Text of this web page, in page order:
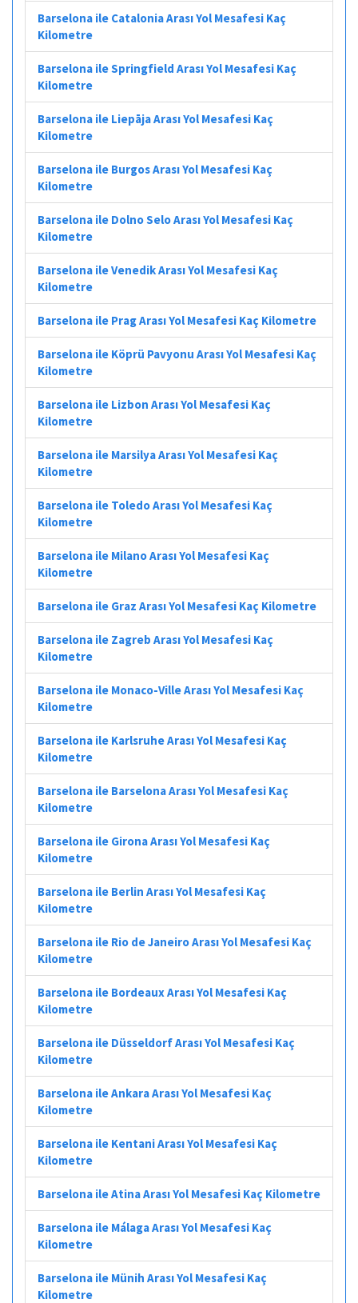
Barselona ile Catalonia Arası Yol Mesafesi Kaç
Kilometre
Barselona ile Springfield Arası Yol Mesafesi Kaç
Kilometre
Barselona ile Liepāja Arası Yol Mesafesi Kaç
Kilometre
Barselona ile Burgos Arası Yol Mesafesi Kaç
Kilometre
Barselona ile Dolno Selo Arası Yol Mesafesi Kaç
Kilometre
Barselona ile Venedik Arası Yol Mesafesi Kaç
Kilometre
Barselona ile Prag Arası Yol Mesafesi Kaç Kilometre
Barselona ile Köprü Pavyonu Arası Yol Mesafesi Kaç
Kilometre
Barselona ile Lizbon Arası Yol Mesafesi Kaç
Kilometre
Barselona ile Marsilya Arası Yol Mesafesi Kaç
Kilometre
Barselona ile Toledo Arası Yol Mesafesi Kaç
Kilometre
Barselona ile Milano Arası Yol Mesafesi Kaç
Kilometre
Barselona ile Graz Arası Yol Mesafesi Kaç Kilometre
Barselona ile Zagreb Arası Yol Mesafesi Kaç
Kilometre
Barselona ile Monaco-Ville Arası Yol Mesafesi Kaç
Kilometre
Barselona ile Karlsruhe Arası Yol Mesafesi Kaç
Kilometre
Barselona ile Barselona Arası Yol Mesafesi Kaç
Kilometre
Barselona ile Girona Arası Yol Mesafesi Kaç
Kilometre
Barselona ile Berlin Arası Yol Mesafesi Kaç
Kilometre
Barselona ile Rio de Janeiro Arası Yol Mesafesi Kaç
Kilometre
Barselona ile Bordeaux Arası Yol Mesafesi Kaç
Kilometre
Barselona ile Düsseldorf Arası Yol Mesafesi Kaç
Kilometre
Barselona ile Ankara Arası Yol Mesafesi Kaç
Kilometre
Barselona ile Kentani Arası Yol Mesafesi Kaç
Kilometre
Barselona ile Atina Arası Yol Mesafesi Kaç Kilometre
Barselona ile Málaga Arası Yol Mesafesi Kaç
Kilometre
Barselona ile Münih Arası Yol Mesafesi Kaç
Kilometre